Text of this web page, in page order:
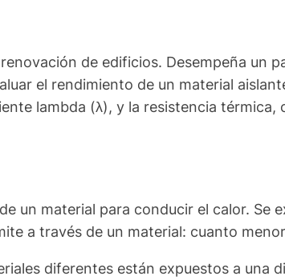
de edificios. Desempeña un
el rendimiento de un material
lambda (λ), y la resistencia térmica,
un material para conducir el calor.
a través de un material: cuanto
diferentes están expuestos a una